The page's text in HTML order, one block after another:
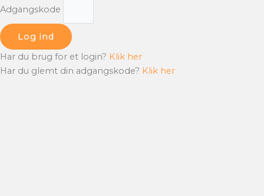
Adgangskode
Log ind
Har du brug for et login? Klik her
Har du glemt din adgangskode? Klik her